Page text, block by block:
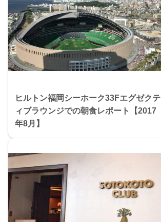
ヒルトン福岡シーホーク33Fエグゼクテ
ィブラウンジでの朝食レポート【2017
年8月】